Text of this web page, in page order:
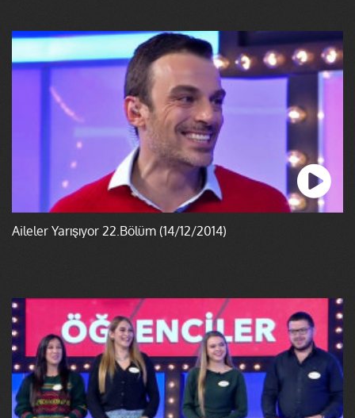
Aileler Yarışıyor 22.Bölüm (14/12/2014)